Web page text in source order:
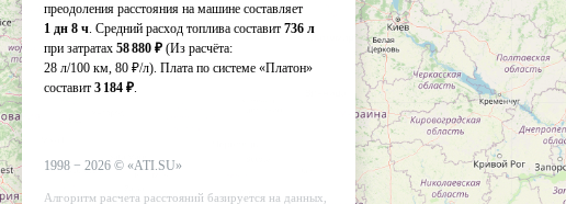
преодоления расстояния на машине составляет
1 дн 8 ч. Средний расход топлива составит 736 л
при затратах 58 880 ₽ (Из расчёта:
28 л/100 км, 80 ₽/л). Плата по системе «Платон»
составит 3 184 ₽.
1998 − 2026 © «ATI.SU»
Алгоритм расчета расстояний базируется на данных,